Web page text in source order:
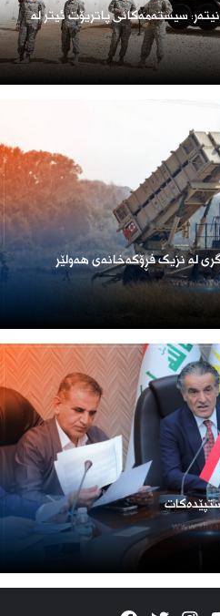
سیستەمەکانی پاتریۆت ئیتر لە
لە نزیک فڕۆكەخانەی هەولێر